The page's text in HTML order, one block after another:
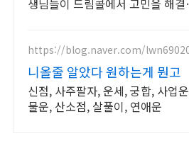
생님들이 드림콜에서 고민을 해결
https://blog.naver.com/
니올줄 알았다 원하는게 뭔고
신점, 사주팔자, 운세, 궁합, 사업
물운, 산소점, 살풀이, 연애운